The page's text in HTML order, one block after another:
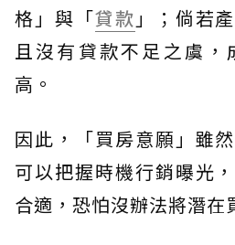
格」與「貸款 」；倘若
且沒有貸款不足之虞，
高。
因此，「買房意願」雖
可以把握時機行銷曝光
合適，恐怕沒辦法將潛在